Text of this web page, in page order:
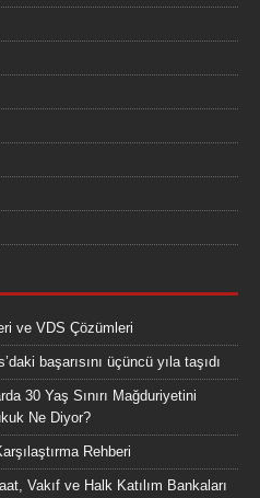
ve VDS Çözümleri
başarısını üçüncü yıla taşıdı
30 Yaş Sınırı Mağduriyetini
Ne Diyor?
Rehberi
Vakıf ve Halk Katılım Bankaları